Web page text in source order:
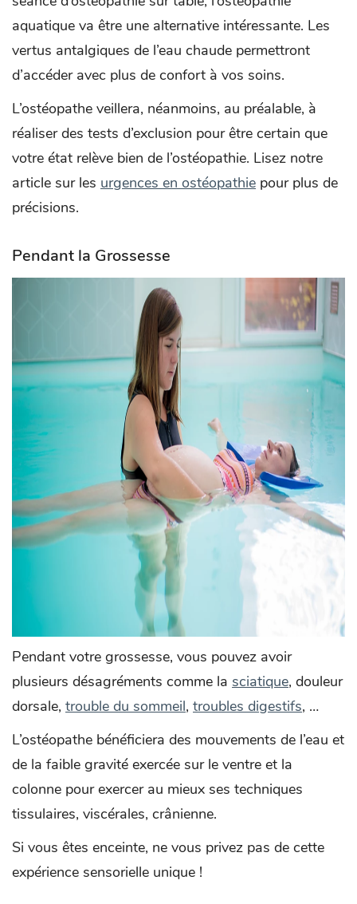
aquatique va être une alternative intéressante. Les
vertus antalgiques de l’eau chaude permettront
d’accéder avec plus de confort à vos soins.
L’ostéopathe veillera, néanmoins, au préalable, à
réaliser des tests d’exclusion pour être certain que
votre état relève bien de l’ostéopathie. Lisez notre
article sur les urgences en ostéopathie pour plus de
précisions.
Pendant la Grossesse
Pendant votre grossesse, vous pouvez avoir
plusieurs désagréments comme la sciatique, douleur
dorsale, trouble du sommeil, troubles digestifs, …
L’ostéopathe bénéficiera des mouvements de l’eau et
de la faible gravité exercée sur le ventre et la
colonne pour exercer au mieux ses techniques
tissulaires, viscérales, crânienne.
Si vous êtes enceinte, ne vous privez pas de cette
expérience sensorielle unique !